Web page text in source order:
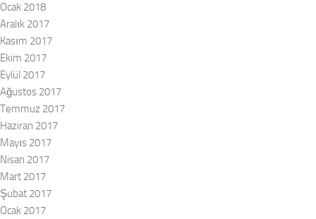
Ocak 2018
Aralık 2017
Kasım 2017
Ekim 2017
Eylül 2017
Ağustos 2017
Temmuz 2017
Haziran 2017
Mayıs 2017
Nisan 2017
Mart 2017
Şubat 2017
Ocak 2017